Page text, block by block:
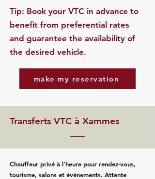
​Tip: Book your VTC in advance to
benefit from preferential rates
and guarantee the availability of
the desired vehicle.
make my reservation
Transferts VTC à Xammes
Chauffeur privé à l’heure pour rendez‑vous,
tourisme, salons et événements. Attente